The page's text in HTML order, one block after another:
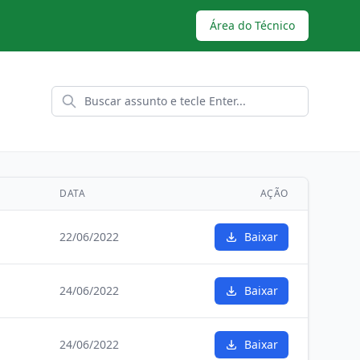
Área do Técnico
DATA AÇÃO
22/06/2022 Baixar
24/06/2022 Baixar
24/06/2022 Baixar